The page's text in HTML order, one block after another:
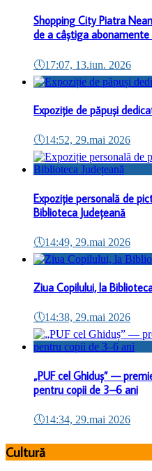
Shopping City Piatra
de a câștiga
🕔17:07, 13.iun. 2026
Expoziție de păpuși
🕔14:52, 29.mai 2026
Expoziție personală de
Biblioteca Județeană
🕔14:49, 29.mai 2026
Ziua Copilului, la
🕔14:38, 29.mai 2026
„PUF cel Ghiduș” —
pentru copii de 3–6 ani
🕔14:34, 29.mai 2026
Cultură